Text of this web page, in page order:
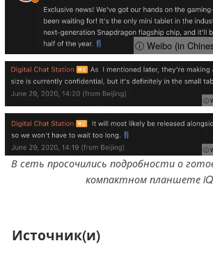
ⓘ Weibo (in
ⓘ
ⓘ
В сеть просочились подробности о
компактном планшете
Источник(и)